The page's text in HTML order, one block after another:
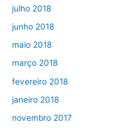
julho 2018
junho 2018
maio 2018
março 2018
fevereiro 2018
janeiro 2018
novembro 2017